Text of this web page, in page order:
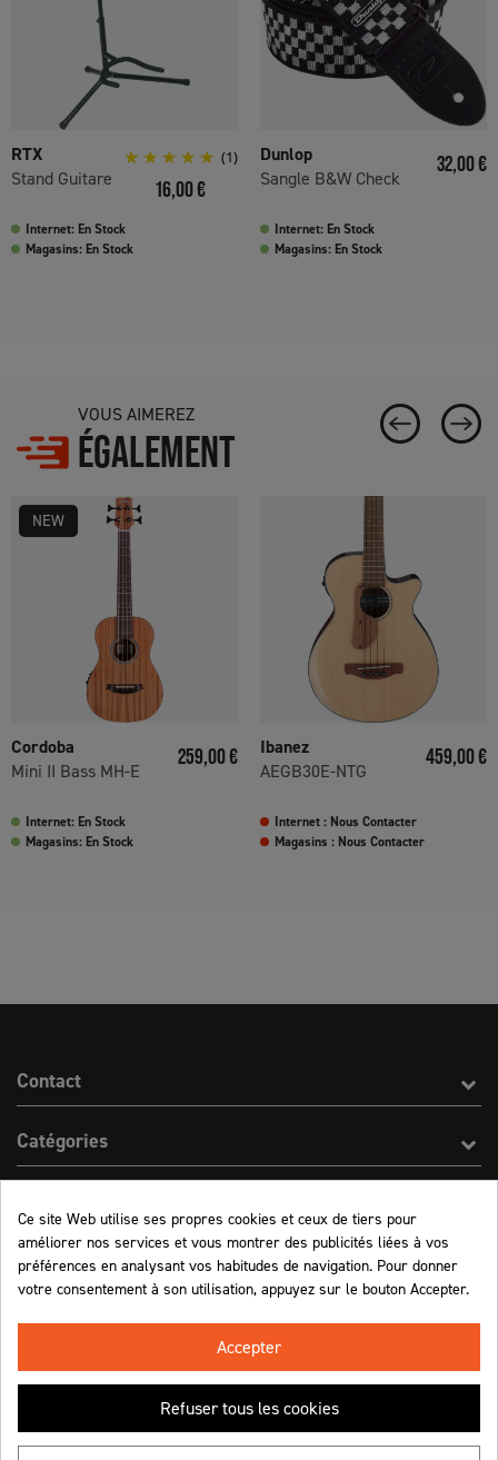
RTX
Stand Guitare
(1)
Prix
16,00 €
Internet: En Stock
Magasins: En Stock
Dunlop
Sangle B&W Check
Prix
32,00 €
Internet: En Stock
Magasins: En Stock
VOUS AIMEREZ
ÉGALEMENT
Cordoba
Mini II Bass MH-E
Prix
259,00 €
Internet: En Stock
Magasins: En Stock
NEW
Ibanez
AEGB30E-NTG
Prix
459,00 €
Internet : Nous Contacter
Magasins : Nous Contacter
Contact
Catégories
Informations
Retrouvez-nous !
Ce site Web utilise ses propres cookies et ceux de tiers pour
améliorer nos services et vous montrer des publicités liées à vos
préférences en analysant vos habitudes de navigation. Pour donner
votre consentement à son utilisation, appuyez sur le bouton Accepter.
Accepter
Refuser tous les cookies